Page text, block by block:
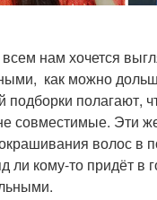
всем нам хочется
как можно
подборки полагают,
совместимые. Эти
волос в
ли кому-то придёт в